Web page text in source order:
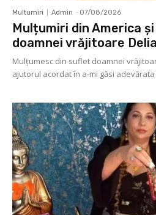
Multumiri Admin - 07/08/2026
Mulțumiri din America
doamnei vrăjitoare
Mulţumesc din suflet doamnei
ajutorul acordat în a-mi găsi